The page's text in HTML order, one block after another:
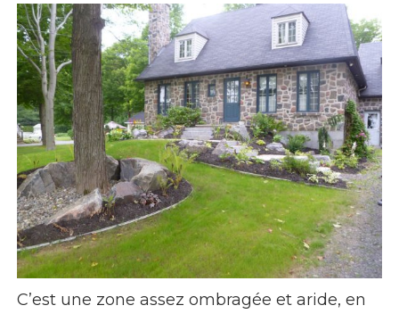
C’est une zone assez ombragée et aride, en